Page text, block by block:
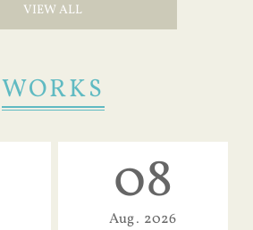
VIEW ALL
WORKS
08
Aug 2026